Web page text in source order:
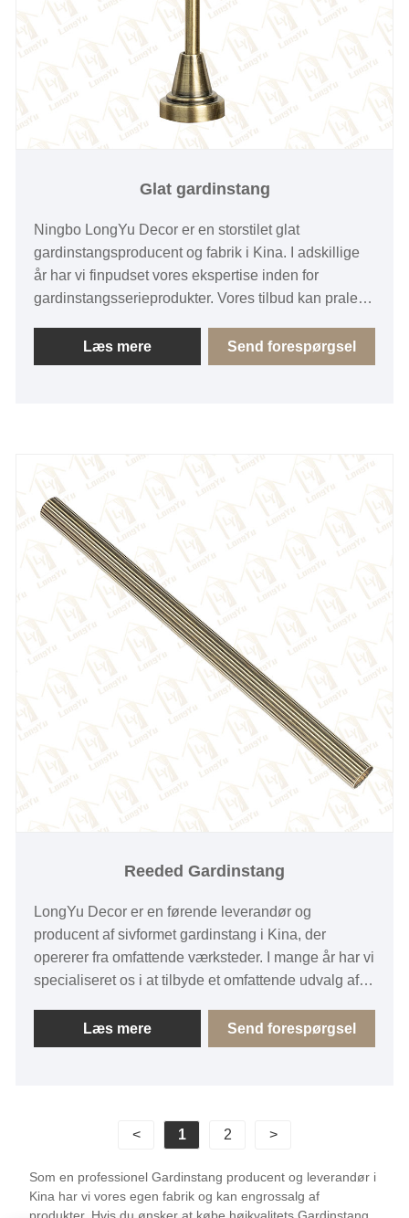
Glat gardinstang
Ningbo LongYu Decor er en storstilet glat
gardinstangsproducent og fabrik i Kina. I adskillige
år har vi finpudset vores ekspertise inden for
gardinstangsserieprodukter. Vores tilbud kan prale af
trænge ind og henvende sig til et stort flertal af de
europæiske markeder, med særlig vægt på
Læs mere Send forespørgsel
Reeded Gardinstang
LongYu Decor er en førende leverandør og
producent af sivformet gardinstang i Kina, der
opererer fra omfattende værksteder. I mange år har vi
specialiseret os i at tilbyde et omfattende udvalg af
konkurrencedygtig prisfordel og har trængt ind på de
fleste europæiske markeder.
Læs mere Send forespørgsel
< 1 2 >
Som en professionel Gardinstang producent og leverandør i
Kina har vi vores egen fabrik og kan engrossalg af